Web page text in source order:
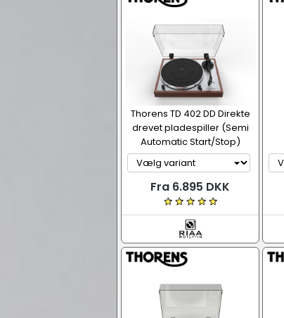
Thorens TD 402 DD Direkte
drevet pladespiller (Semi
Automatic Start/Stop)
Fra 6.895 DKK